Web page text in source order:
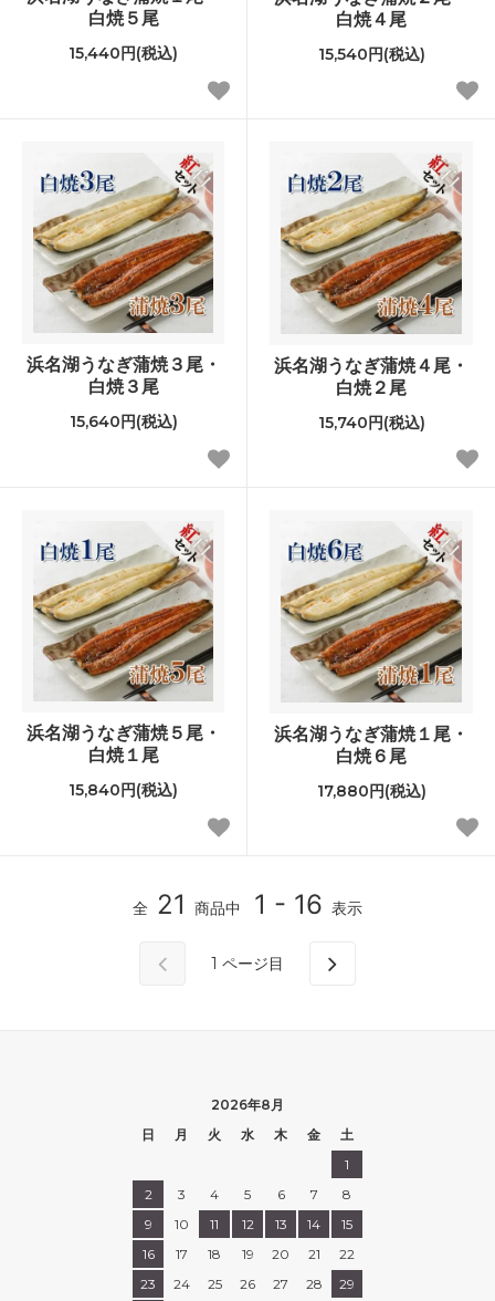
白焼５尾
15,440円(税込)
白焼４尾
15,540円(税込)
浜名湖うなぎ蒲焼３尾・
白焼３尾
15,640円(税込)
浜名湖うなぎ蒲焼４尾・
白焼２尾
15,740円(税込)
浜名湖うなぎ蒲焼５尾・
白焼１尾
15,840円(税込)
浜名湖うなぎ蒲焼１尾・
白焼６尾
17,880円(税込)
全 21 商品中 1 - 16 表示
1 ページ目
2026年8月
日
月 火 水 木 金
土
1
2
3 4 5 6 7
8
9
10 11 12 13 14
15
16
17 18 19 20 21
22
23
24 25 26 27 28
29